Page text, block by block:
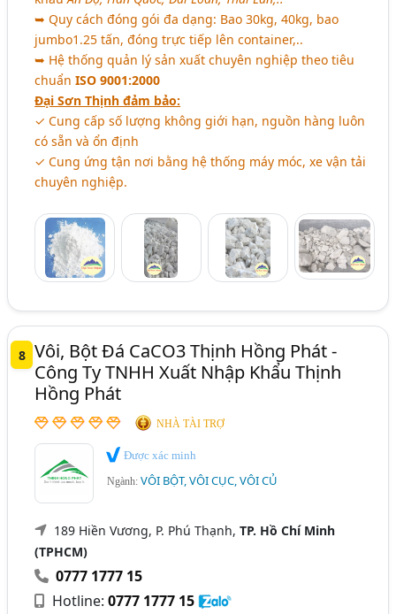
➥ Quy cách đóng gói đa dạng: Bao 30kg, 40kg, bao
jumbo1.25 tấn, đóng trực tiếp lên container,..
➥ Hệ thống quản lý sản xuất chuyên nghiệp theo tiêu
chuẩnISO 9001:2000
Đại Sơn Thịnh đảm bảo:
✓ Cung cấp số lượng không giới hạn, nguồn hàng luôn
có sẵn và ổn định
✓ Cung ứng tận nơi bằng hệ thống máy móc, xe vận tải
chuyên nghiệp.
8 Vôi, Bột Đá CaCO3 Thịnh Hồng Phát -
Công Ty TNHH Xuất Nhập Khẩu Thịnh
Hồng Phát
NHÀ TÀI TRỢ
Được xác minh
Ngành:VÔI BỘT, VÔI CỤC, VÔI CỦ
189 Hiền Vương, P. Phú Thạnh,TP. Hồ Chí Minh
(TPHCM)
0777 1777 15
Hotline:0777 1777 15